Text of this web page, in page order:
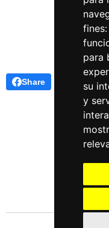
fines:
para
su
y
Share